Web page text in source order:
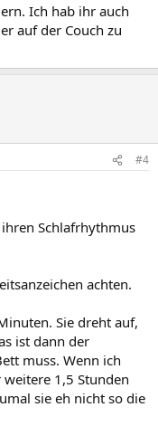
Ich hab ihr auch
auf der Couch zu
#4
Schlafrhythmus
achten.
Sie dreht auf,
ist dann der
muss. Wenn ich
1,5 Stunden
sie eh nicht so die